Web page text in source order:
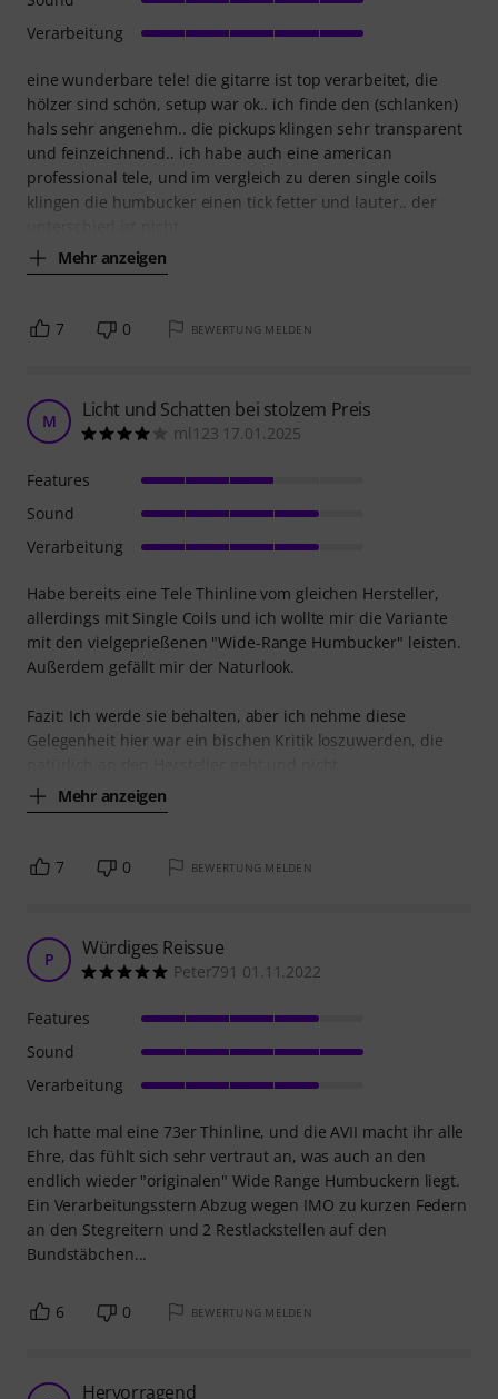
eine wunderbare tele! die gitarre ist top verarbeitet, die
hölzer sind schön, setup war ok.. ich finde den (schlanken)
hals sehr angenehm.. die pickups klingen sehr transparent
und feinzeichnend.. ich habe auch eine american
professional tele, und im vergleich zu deren single coils
klingen die humbucker einen tick fetter und lauter.. der
Mehr anzeigen
Verarbeitung
7 0 BEWERTUNG MELDEN
M Licht und Schatten bei stolzem Preis
ml123 17.01.2025
Habe bereits eine Tele Thinline vom gleichen Hersteller,
allerdings mit Single Coils und ich wollte mir die Variante
mit den vielgeprießenen "Wide-Range Humbucker" leisten.
Außerdem gefällt mir der Naturlook.
Fazit: Ich werde sie behalten, aber ich nehme diese
Gelegenheit hier war ein bischen Kritik loszuwerden, die
Mehr anzeigen
Features
Sound
Verarbeitung
7 0 BEWERTUNG MELDEN
P Würdiges Reissue
Peter791 01.11.2022
Ich hatte mal eine 73er Thinline, und die AVII macht ihr alle
Ehre, das fühlt sich sehr vertraut an, was auch an den
endlich wieder "originalen" Wide Range Humbuckern liegt.
Ein Verarbeitungsstern Abzug wegen IMO zu kurzen Federn
an den Stegreitern und 2 Restlackstellen auf den
Bundstäbchen...
Features
Sound
Verarbeitung
6 0 BEWERTUNG MELDEN
Hervorragend